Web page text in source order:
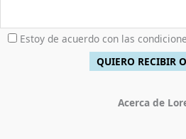
Estoy de acuerdo con las
Acerca de